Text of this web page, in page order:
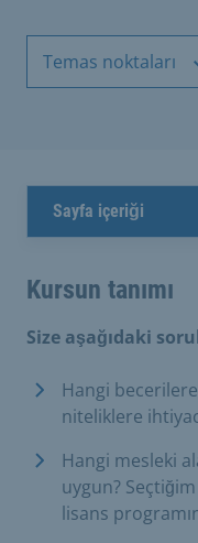
Temas noktaları
Sayfa içeriği
Kursun tanımı
Size aşağıdaki
Hangi
niteliklere
Hangi mesleki
uygun?
lisans